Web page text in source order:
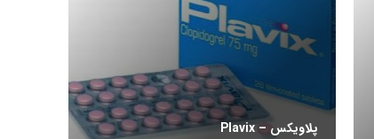
پلاویکس – Plavix